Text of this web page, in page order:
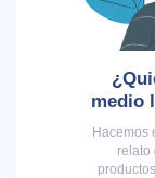
medio
Hacemos
relato